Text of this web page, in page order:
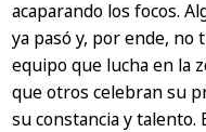
acaparando los focos.
ya pasó y, por ende, no
equipo que lucha en la
que otros celebran su
su constancia y talento.